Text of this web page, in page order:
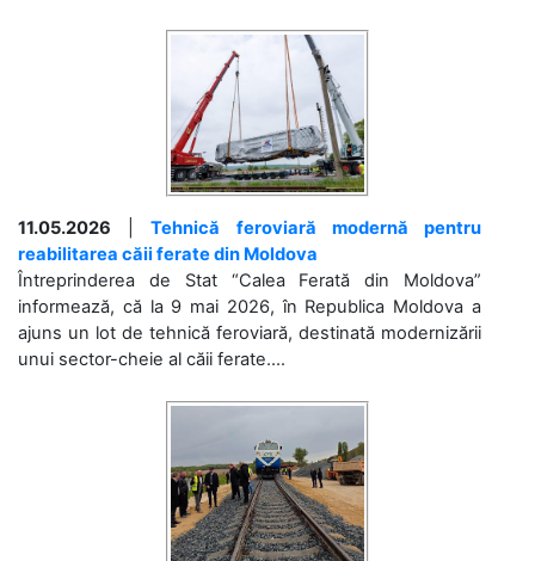
11.05.2026 |Tehnică feroviară modernă pentru
reabilitarea căii ferate din Moldova
Întreprinderea de Stat “Calea Ferată din Moldova”
informează, că la 9 mai 2026, în Republica Moldova a
ajuns un lot de tehnică feroviară, destinată modernizării
unui sector-cheie al căii ferate....